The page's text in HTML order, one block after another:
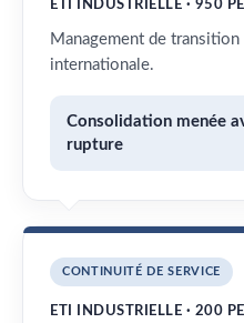
ETI INDUSTRIELLE · 950
Management de
internationale.
Consolidation menée
rupture
CONTINUITÉ DE SERVICE
ETI INDUSTRIELLE · 200